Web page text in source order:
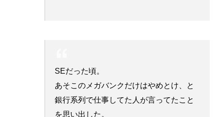
SEだった頃。
あそこのメガバンクだけはやめとけ、と
銀行系列で仕事してた人が言ってたこと
を思い出した。